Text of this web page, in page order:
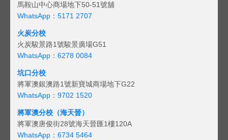
馬鞍山中心商場地下50-51號舖
WhatsApp：5171 2707
火炭分校
火炭駿景路1號駿景廣場G51
WhatsApp：6278 0084
坑口分校
將軍澳銀澳路1號新寶城商場地下G22
WhatsApp：9702 1520
將軍澳分校（海天晉）
將軍澳唐俊街28號海天晉匯1樓120A
WhatsApp：6734 5464